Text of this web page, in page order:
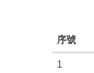
序號
1